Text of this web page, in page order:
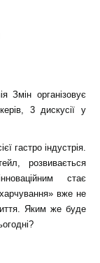
Змін організовує
3 дискусії у
гастро індустрія.
розвивається
стає
вже не
Яким же буде